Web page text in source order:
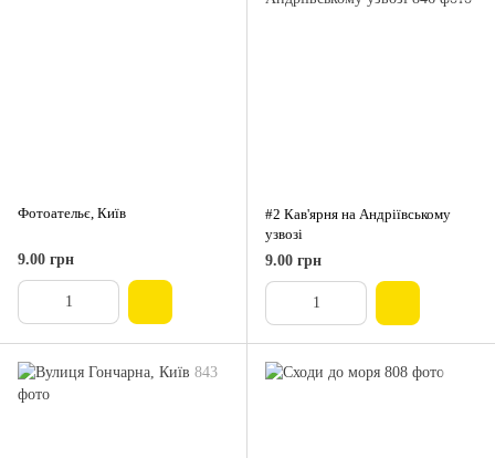
Фотоательє, Київ
9.00 грн
#2 Кав'ярня на Андріївському
узвозі
9.00 грн